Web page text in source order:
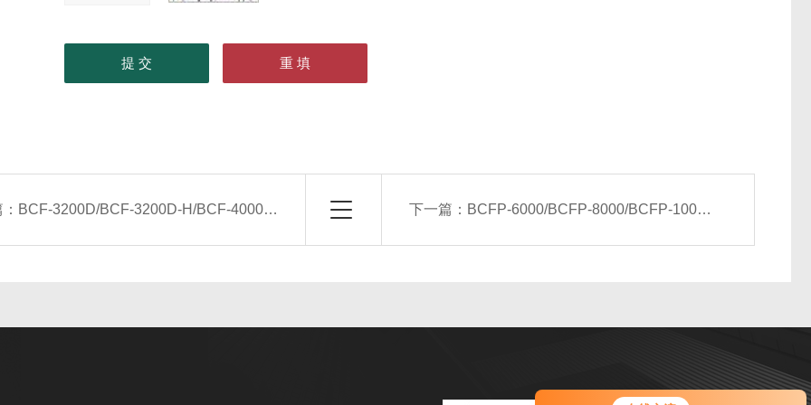
您好！欢迎前来咨询，很高兴为您
BCF-3200D/BCF-3200D-H/BCF-4000D新风换气机/热交换器 下一篇： BCFP-6000/BCFP-8000/BCFP-10000全热回收型新风空调机组